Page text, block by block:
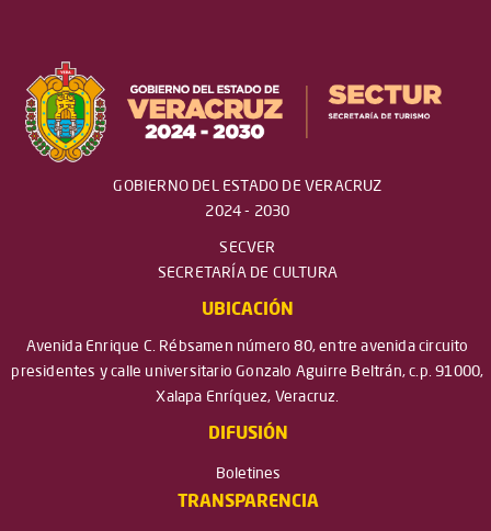
GOBIERNO DEL ESTADO DE VERACRUZ
2024 - 2030
SECVER
SECRETARÍA DE CULTURA
UBICACIÓN
Avenida Enrique C. Rébsamen número 80, entre avenida circuito
presidentes y calle universitario Gonzalo Aguirre Beltrán, c.p. 91000,
Xalapa Enríquez, Veracruz.
DIFUSIÓN
Boletines
TRANSPARENCIA